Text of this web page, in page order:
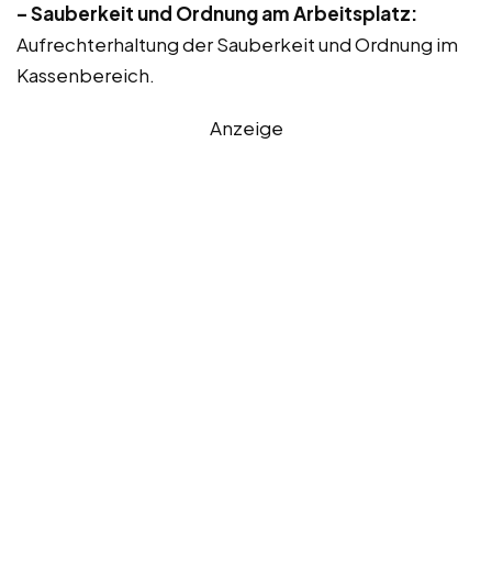
– Sauberkeit und Ordnung am Arbeitsplatz:
Aufrechterhaltung der Sauberkeit und Ordnung im
Kassenbereich.
Anzeige